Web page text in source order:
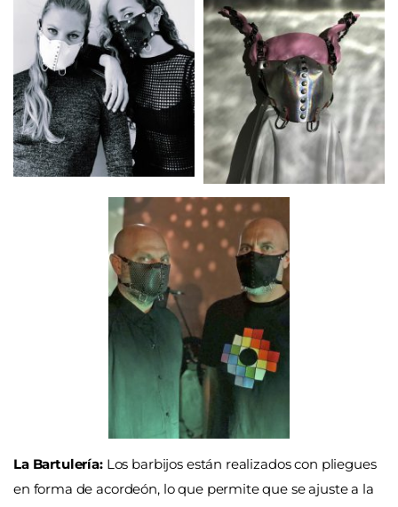
La Bartulería:Los barbijos están realizados con pliegues
en forma de acordeón, lo que permite que se ajuste a la